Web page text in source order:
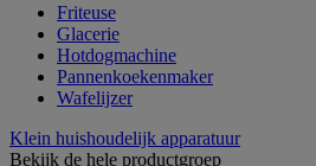
Friteuse
Glacerie
Hotdogmachine
Pannenkoekenmaker
Wafelijzer
Klein huishoudelijk apparatuur
Bekijk de hele productgroep